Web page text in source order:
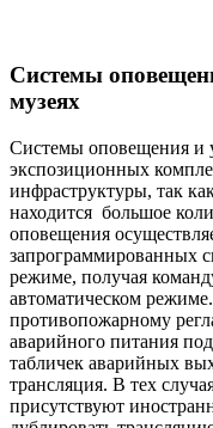
Системы
музеях
Системы оповещения и
экспозиционных
инфраструктуры, так
находится большое
оповещения
запрограммированных
режиме, получая
автоматическом
противопожарному
аварийного питания
табличек аварийных
трансляция. В тех
присутствуют